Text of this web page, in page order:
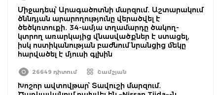
Միջադեպ՝ Արագածոտնի մարզում․ Աշտարակում
ծննդյան արարողությունը վերածվել է
ծեծկռտուքի․ 34-ամյա տղամարդը ծակող-
կտրող առարկայից վնասվածքներ է ստացել,
իսկ ոստիկանության բաժնում նրանցից մեկը
հարվածել է մյուսի գլխին
26649 դիտում Շամշյան
Խոշոր ավտովթար՝ Տավուշի մարզում․